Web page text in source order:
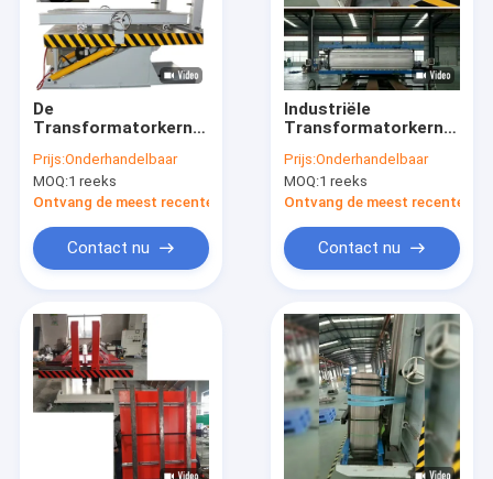
De
Transformatorkern
assemblageplatform
Gedreven Lijst
Hydraulisch stapelen
Prijs:Onderhandelbaar
MOQ:1 reeks
Ontvang de meest recente Prijs
Contact nu
Industriële
Transformatorkern
90 Graad overhellen
Prijs:Onderhandelbaar
MOQ:1 reeks
Ontvang de meest recente
Contact nu